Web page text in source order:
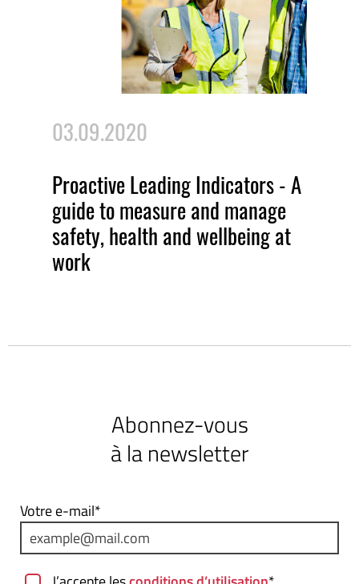
03.09.2020
Proactive Leading Indicators - A
guide to measure and manage
safety, health and wellbeing at
work
Abonnez-vous
à la newsletter
Votre e-mail*